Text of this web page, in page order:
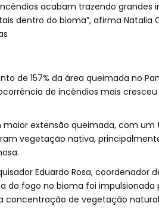
acabam trazendo grandes
dentro do bioma”, afirma Natalia
de 157% da área queimada no
de incêndios mais
extensão queimada, com um
vegetação nativa,
Eduardo Rosa, coordenador
do fogo no bioma foi impulsionada
concentração de vegetação